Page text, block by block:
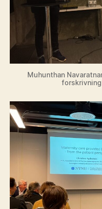
Muhunthan